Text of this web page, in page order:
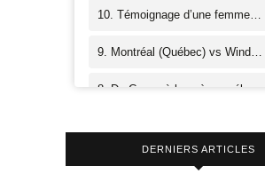
DERNIERS ARTICLES